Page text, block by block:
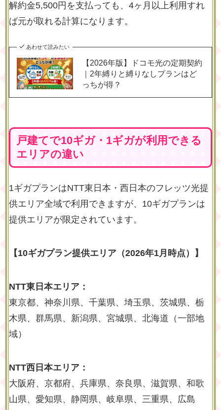
解約金5,500円を支払っても、4ヶ月以上利用すれ
ば元が取れる計算になります。
あわせて読みたい
【2026年版】ドコモ光の定期契約
｜2年縛りと縛りなしプランはど
っちが得？
戸建てで10ギガ・1ギガが利用できる
エリアの違い
1ギガプランはNTT東日本・西日本のフレッツ光提
供エリア全域で利用できますが、10ギガプランは
提供エリアが限定されています。
【10ギガプラン提供エリア（2026年1月時点）】
NTT東日本エリア：
東京都、神奈川県、千葉県、埼玉県、茨城県、栃
木県、群馬県、新潟県、宮城県、北海道（一部地
域）
NTT西日本エリア：
大阪府、京都府、兵庫県、奈良県、滋賀県、和歌
山県、愛知県、静岡県、岐阜県、三重県、広島